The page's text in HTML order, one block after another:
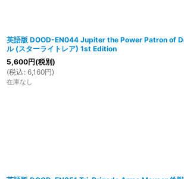
英語版 DOOD-EN044 Jupiter the Power Patron of
ル (スターライトレア) 1st Edition
5,600円(税別)
(税込 : 6,160円)
在庫なし